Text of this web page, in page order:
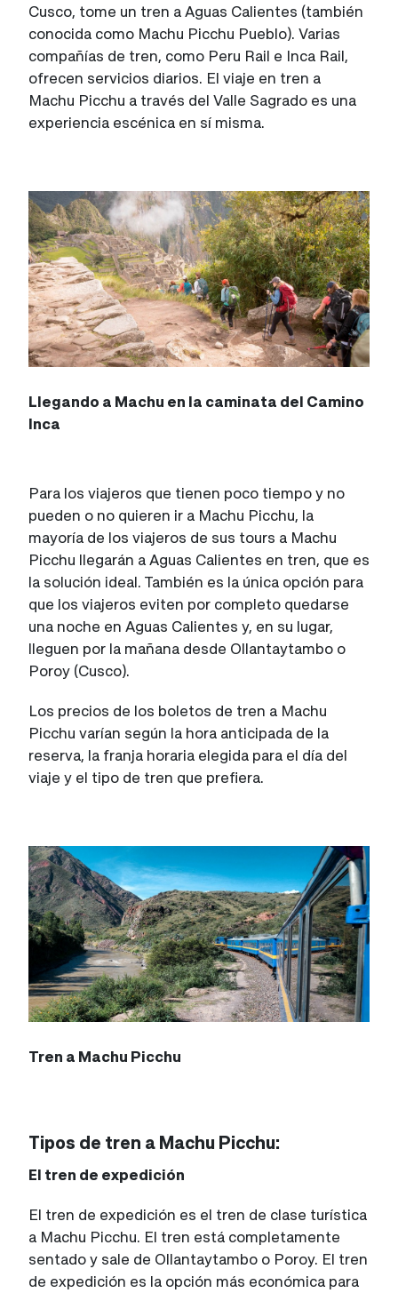
Cusco, tome un tren a Aguas Calientes (también
conocida como Machu Picchu Pueblo). Varias
compañías de tren, como Peru Rail e Inca Rail,
ofrecen servicios diarios. El viaje en tren a
Machu Picchu a través del Valle Sagrado es una
experiencia escénica en sí misma.
Llegando a Machu en la caminata del Camino
Inca
Para los viajeros que tienen poco tiempo y no
pueden o no quieren ir a Machu Picchu, la
mayoría de los viajeros de sus tours a Machu
Picchu llegarán a Aguas Calientes en tren, que es
la solución ideal. También es la única opción para
que los viajeros eviten por completo quedarse
una noche en Aguas Calientes y, en su lugar,
lleguen por la mañana desde Ollantaytambo o
Poroy (Cusco).
Los precios de los boletos de tren a Machu
Picchu varían según la hora anticipada de la
reserva, la franja horaria elegida para el día del
viaje y el tipo de tren que prefiera.
Tren a Machu Picchu
Tipos de tren a Machu Picchu:
El tren de expedición
El tren de expedición es el tren de clase turística
a Machu Picchu. El tren está completamente
sentado y sale de Ollantaytambo o Poroy. El tren
de expedición es la opción más económica para